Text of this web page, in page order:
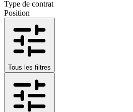
Type de contrat
Position
Tous les filtres